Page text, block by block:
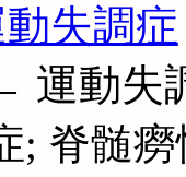
失調症
運動失
; 脊髄